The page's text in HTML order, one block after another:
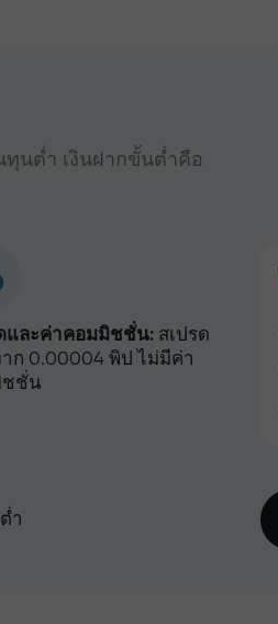
นต่ำ เงินฝากขั้นต่ำคือ
และค่าคอมมิชชั่น: สเปรด
ก 0.00004 พิป ไม่มีค่า
ชชั่น
ำ